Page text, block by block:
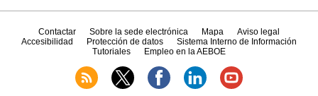
Contactar Sobre la sede electrónica Mapa
Aviso legal
Accesibilidad
Protección de datos
Sistema Interno de Información
Tutoriales
Empleo en la AEBOE